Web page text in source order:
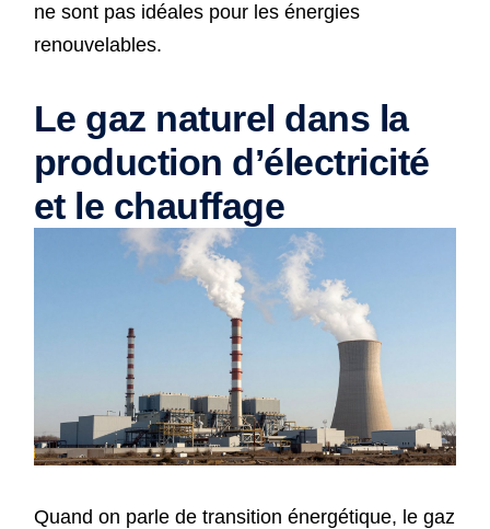
ne sont pas idéales pour les énergies
renouvelables.
Le gaz naturel dans la
production d’électricité
et le chauffage
Quand on parle de transition énergétique, le gaz